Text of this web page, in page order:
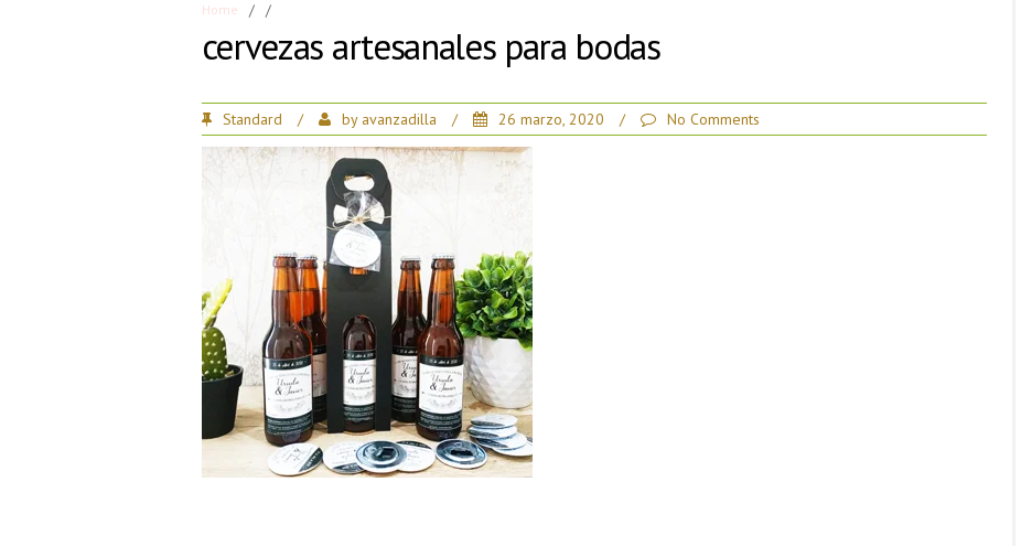
Home / /
cervezas artesanales para bodas
Standard / by avanzadilla / 26 marzo, 2020 / No Comments